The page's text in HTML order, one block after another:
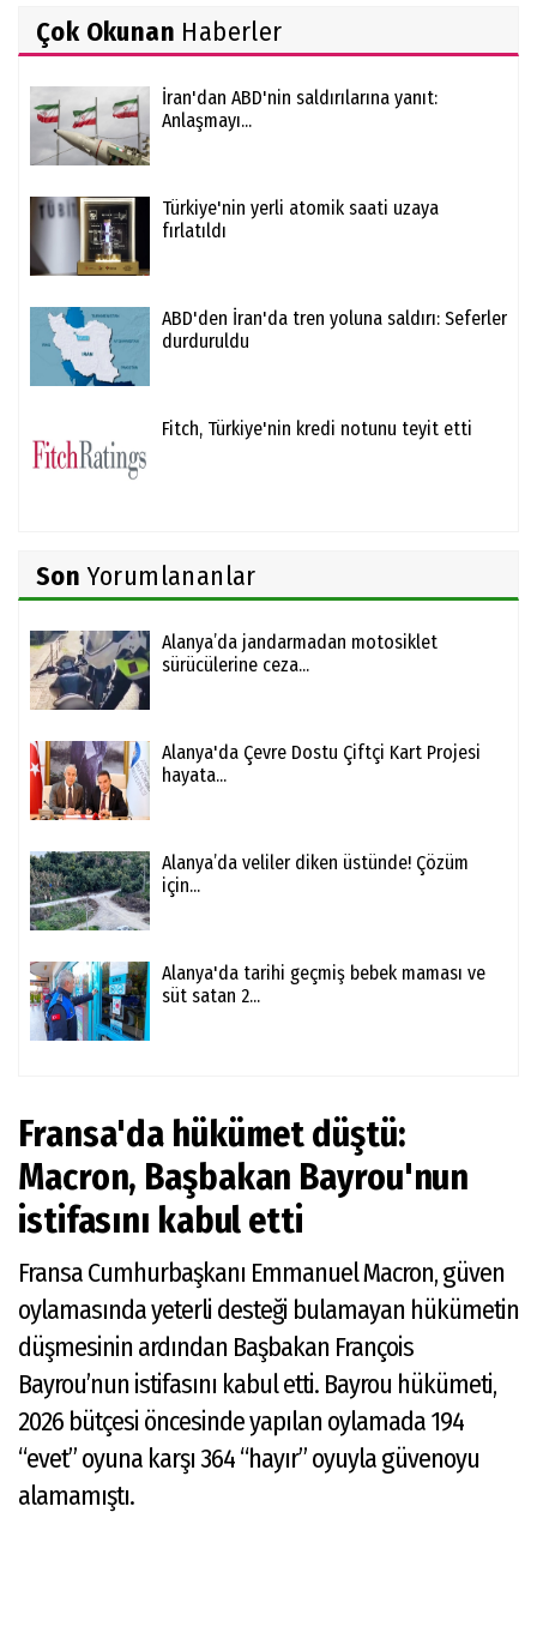
Çok Okunan Haberler
İran'dan ABD'nin saldırılarına yanıt:
Anlaşmayı...
Türkiye'nin yerli atomik saati uzaya
fırlatıldı
ABD'den İran'da tren yoluna saldırı: Seferler
durduruldu
Fitch, Türkiye'nin kredi notunu teyit etti
Son Yorumlananlar
Alanya’da jandarmadan motosiklet
sürücülerine ceza...
Alanya'da Çevre Dostu Çiftçi Kart Projesi
hayata...
Alanya’da veliler diken üstünde! Çözüm
için...
Alanya'da tarihi geçmiş bebek maması ve
süt satan 2...
Fransa'da hükümet düştü:
Macron, Başbakan Bayrou'nun
istifasını kabul etti
Fransa Cumhurbaşkanı Emmanuel Macron, güven
oylamasında yeterli desteği bulamayan hükümetin
düşmesinin ardından Başbakan François
Bayrou’nun istifasını kabul etti. Bayrou hükümeti,
2026 bütçesi öncesinde yapılan oylamada 194
“evet” oyuna karşı 364 “hayır” oyuyla güvenoyu
alamamıştı.